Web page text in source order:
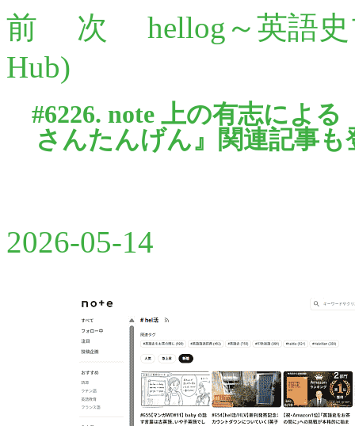
前 次
hellog～英語
Hub)
#6226. note 上の有志によ
さんたんげん』関連記事も
2026-05-14